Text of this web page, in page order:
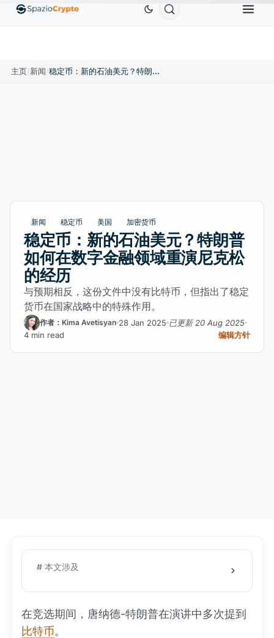
EthereumETHUS$1,880.58 TetherUSDT ↑0.00%
主页/新闻/ 稳定币：新的石油美元？特朗普如何在数字金融领域重演尼克松的经历
新闻 稳定币 美国 加密货币
稳定币：新的石油美元？特朗普
如何在数字金融领域重演尼克松
的经历
与预期相反，这份文件中没有比特币，但指出了稳定
货币在国家战略中的特殊作用。
作者：Kima Avetisyan 28 Jan 2025 已更新 20 Aug 2025
4 min read
编辑方针
# 本文涉及
在竞选期间，唐纳德-特朗普在演讲中多次提到
比特币。